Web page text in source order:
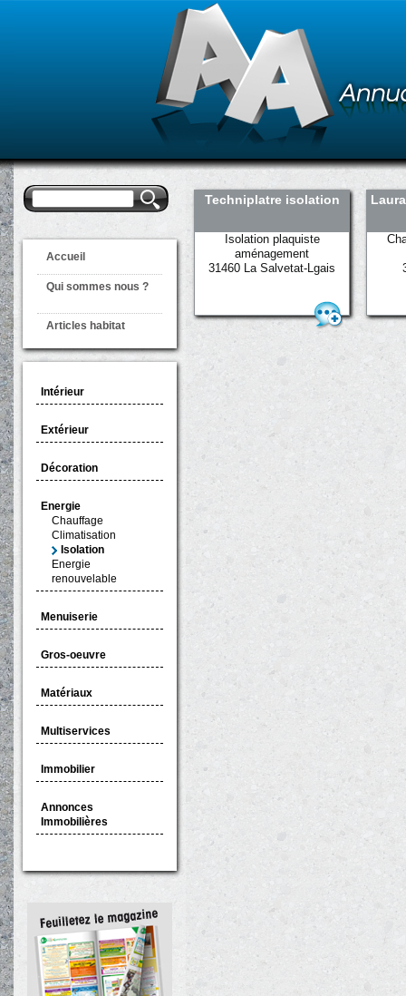
Formulaire de
recherche
Rechercher
Accueil
Qui sommes nous ?
Articles habitat
Intérieur
Extérieur
Décoration
Energie
Chauffage
Climatisation
Isolation
Energie
renouvelable
Menuiserie
Gros-oeuvre
Matériaux
Multiservices
Immobilier
Annonces
Immobilières
Techniplatre isolation
Isolation plaquiste
aménagement
31460 La Salvetat-Lgais